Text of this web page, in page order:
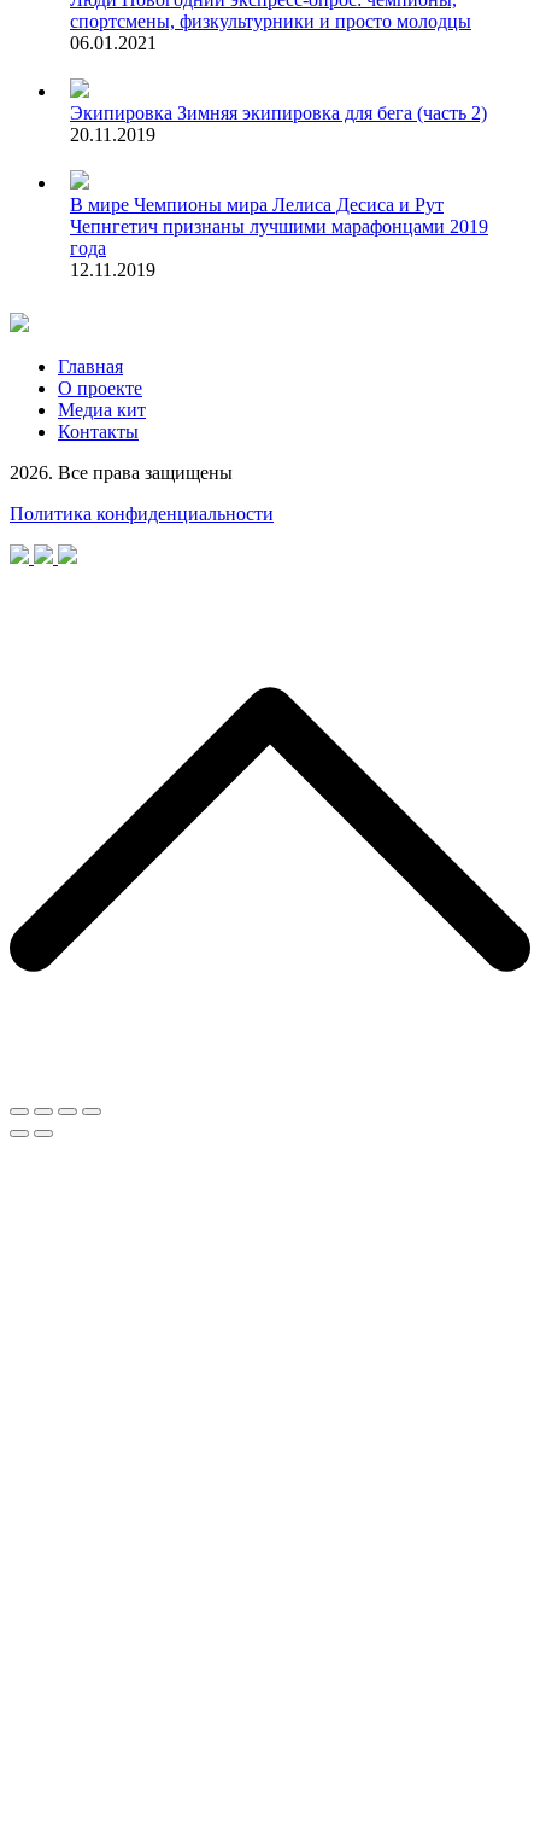
спортсмены, физкультурники и просто молодцы
06.01.2021
Экипировка Зимняя экипировка для бега (часть 2)
20.11.2019
В мире Чемпионы мира Лелиса Десиса и Рут
Чепнгетич признаны лучшими марафонцами 2019
года
12.11.2019
Главная
О проекте
Медиа кит
Контакты
2026. Все права защищены
Политика конфиденциальности